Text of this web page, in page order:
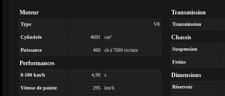
Moteur
Type V8
Cylindrée 4691 cm³
Puissance 460 ch à 7000 trs/min
Performances
0-100 km/h 4,90 s
Vitesse de pointe 295 km/h
Transmission
Transmission
Chassis
Suspension
Freins
Dimensions
Réservoir